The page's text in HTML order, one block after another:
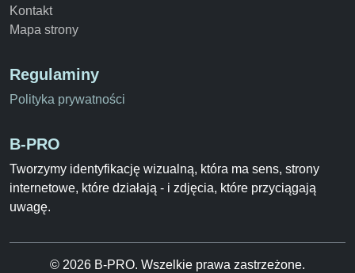
Kontakt
Mapa strony
Regulaminy
Polityka prywatności
B-PRO
Tworzymy identyfikację wizualną, która ma sens, strony
internetowe, które działają - i zdjęcia, które przyciągają
uwagę.
© 2026 B-PRO. Wszelkie prawa zastrzeżone.